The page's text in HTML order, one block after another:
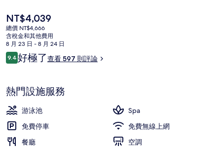
目
前
的
價
格
是
NT$4,039
總價 NT$4,666
含稅金和其他費用
8 月 23 日 - 8 月 24 日
評
論
9.49.4 分，滿分 10 分，
好極了查看 597 則評論
熱門設施服務
游泳池
Spa
免費停車
免費無線上網
餐廳
空調